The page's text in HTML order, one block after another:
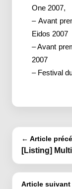
One 2007,
– Avant
Eidos 2007
– Avant
2007
– Festival
← Article
[Listing]
Article